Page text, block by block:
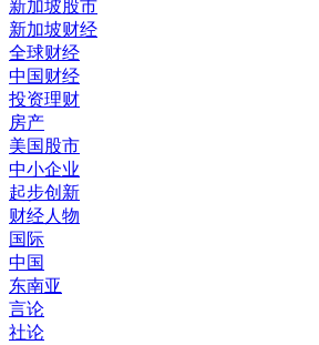
新加坡股市
新加坡财经
全球财经
中国财经
投资理财
房产
美国股市
中小企业
起步创新
财经人物
国际
中国
东南亚
言论
社论